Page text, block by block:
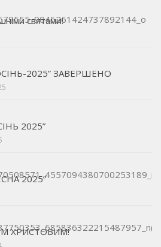
святами!
2025” ЗАВЕРШЕНО
2025”
2025”
ХРИСТОВИМ!